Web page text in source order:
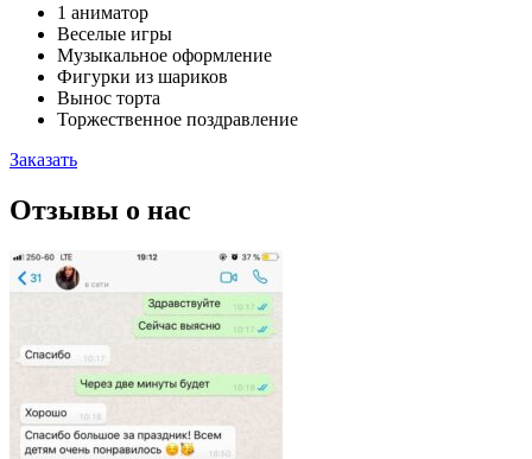
1 аниматор
Веселые игры
Музыкальное оформление
Фигурки из шариков
Вынос торта
Торжественное поздравление
Заказать
Отзывы о нас